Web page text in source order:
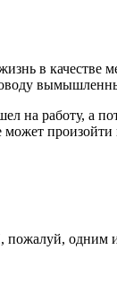
в качестве
на работу, а
может
пожалуй, одним